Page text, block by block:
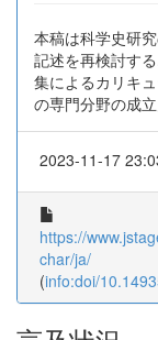
本稿は科学史研
記述を再検討す
集によるカリキ
の専門分野の成
2023-11-17
https://
char/ja/
(info:doi/